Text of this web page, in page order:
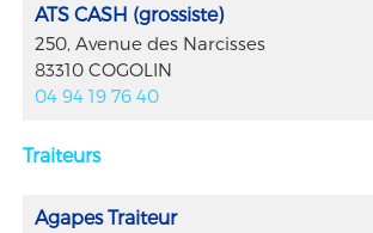
ATS CASH (grossiste)
250, Avenue des Narcisses
83310 COGOLIN
04 94 19 76 40
Traiteurs
Agapes Traiteur